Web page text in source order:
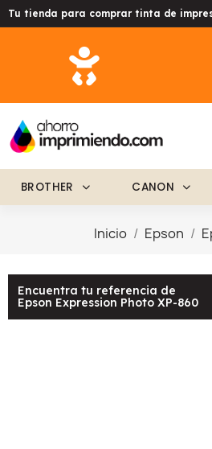
Tu tienda para comprar tinta de
BROTHER CANON
Inicio Epson
Encuentra tu referencia de
Epson Expression Photo XP-860